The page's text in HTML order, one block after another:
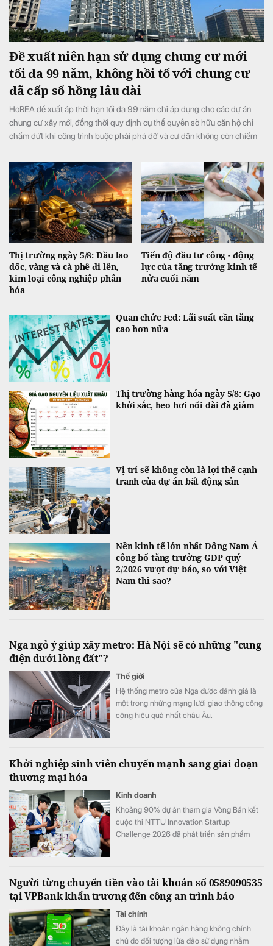
Đề xuất niên hạn sử dụng chung cư mới
tối đa 99 năm, không hồi tố với chung cư
đã cấp sổ hồng lâu dài
HoREA đề xuất áp thời hạn tối đa 99 năm chỉ áp dụng cho các dự án
chung cư xây mới, đồng thời quy định cụ thể quyền sở hữu căn hộ chỉ
chấm dứt khi công trình buộc phải phá dỡ và cư dân không còn chiếm
Thị trường ngày 5/8: Dầu lao
dốc, vàng và cà phê đi lên,
kim loại công nghiệp phân
hóa
Tiến độ đầu tư công - động
lực của tăng trưởng kinh tế
nửa cuối năm
Quan chức Fed: Lãi suất cần tăng
cao hơn nữa
Thị trường hàng hóa ngày 5/8: Gạo
khởi sắc, heo hơi nối dài đà giảm
Vị trí sẽ không còn là lợi thế cạnh
tranh của dự án bất động sản
Nền kinh tế lớn nhất Đông Nam Á
công bố tăng trưởng GDP quý
2/2026 vượt dự báo, so với Việt
Nam thì sao?
Nga ngỏ ý giúp xây metro: Hà Nội sẽ có những "cung
điện dưới lòng đất"?
Thế giới
Hệ thống metro của Nga được đánh giá là
một trong những mạng lưới giao thông công
cộng hiệu quả nhất châu Âu.
Khởi nghiệp sinh viên chuyển mạnh sang giai đoạn
thương mại hóa
Kinh doanh
Khoảng 90% dự án tham gia Vòng Bán kết
cuộc thi NTTU Innovation Startup
Challenge 2026 đã phát triển sản phẩm
Người từng chuyển tiền vào tài khoản số 0589090535
tại VPBank khẩn trương đến công an trình báo
Tài chính
Đây là tài khoản ngân hàng không chính
chủ do đối tượng lừa đảo sử dụng nhằm